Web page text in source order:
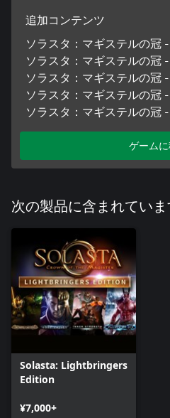
追加コンテンツ
ソラスタ：マギステルの冠 -
ソラスタ：マギステルの冠
ソラスタ：マギステルの冠
ソラスタ：マギステルの冠 -
ソラスタ：マギステルの冠
ゲーム
次の製品に含まれていま
Solasta: Lightbringers
Edition
¥7,000+